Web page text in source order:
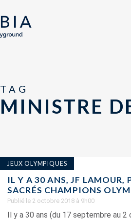
TAG
MINISTRE
JEUX OLYMPIQUES
IL Y A 30 ANS, JF LAMOUR,
SACRÉS CHAMPIONS
Publié le 2 octobre 2018 à 9h00
Il y a 30 ans (du 17 septembre au